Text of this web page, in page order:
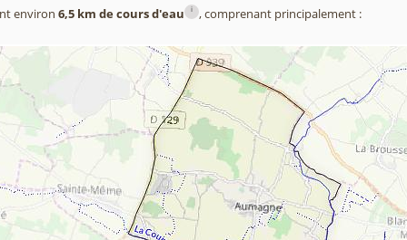
environ 6,5 km de cours d'eau i , comprenant principalement :